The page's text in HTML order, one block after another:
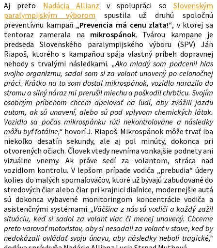
Aj preto Nadácia Allianz v spolupráci soSlovenským
paralympijským výborom spustila už druhú spoločnú
preventívnu kampaň„Prevencia má cenu zlata!“, v ktorej sa
tentoraz zamerala na mikrospánok. Tvárou kampane je
predseda Slovenského paralympijského výboru (SPV) Ján
Riapoš, ktorého s kampaňou spája vlastný príbeh dopravnej
nehody s trvalými následkami. „Ako mladý som podcenil hlas
svojho organizmu, sadol som si za volant unavený po celonočnej
práci. Krátko na to som dostal mikrospánok, vozidlo narazilo do
stromu a silný náraz mi prerušil miechu a poškodil chrbticu. Svojím
osobným príbehom chcem apelovať na ľudí, aby zvážili jazdu
autom, ak sú unavení, alebo sú pod vplyvom chemických látok.
Vozidlo sa počas mikrospánku rúti nekontrolovane a následky
môžu byť fatálne,“ hovorí J. Riapoš. Mikrospánok môže trvať iba
niekoľko desatín sekundy, ale aj pol minúty, dokonca pri
otvorených očiach. Človek vtedy nevníma vonkajšie podnety ani
vizuálne vnemy. Ak práve sedí za volantom, stráca nad
vozidlom kontrolu. V lepšom prípade vodiča „prebudia“ údery
kolies do malých spomaľovačov, ktoré už bývajú zabudované do
stredových čiar alebo čiar pri krajnici diaľnice, modernejšie autá
sú dokonca vybavené monitoringom koncentrácie vodiča a
asistenčnými systémami.„Väčšina z nás sú vodiči a každý zažil
situáciu, keď si sadol za volant viac či menej unavený. Chceme
preto varovať motoristov, aby si nesadali za volant v stave, keď by
nedokázali ovládať svoju únavu, aby následky neboli tragické,“